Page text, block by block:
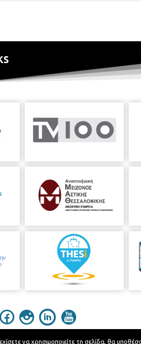
να χρησιμοποιείτε τη σελίδα, θα